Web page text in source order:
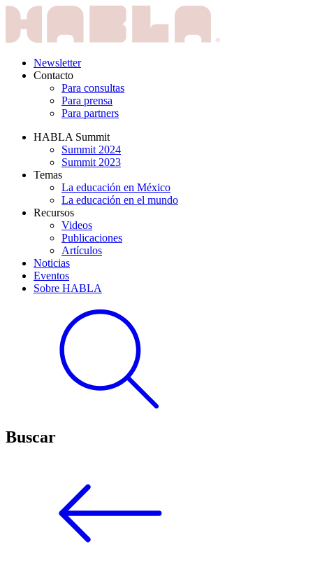
Newsletter
Contacto
Para consultas
Para prensa
Para partners
HABLA Summit
Summit 2024
Summit 2023
Temas
La educación en México
La educación en el mundo
Recursos
Videos
Publicaciones
Artículos
Noticias
Eventos
Sobre HABLA
Buscar